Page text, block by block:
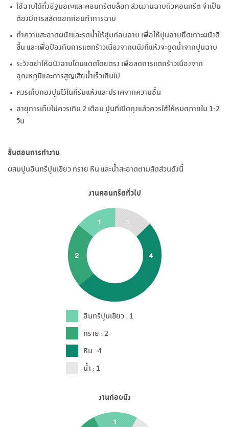
ใช้ฉาบได้ทั้งอิฐมอญและคอนกรีตบล็อก ส่วนงานฉาบผิวคอนกรีต จำเป็น
ต้องมีการสลัดดอกก่อนทำการฉาบ
ทำความสะอาดผนังและรดน้ำให้ชุ่มก่อนฉาบ เพื่อให้ปูนฉาบยึดเกาะผนังดี
ขึ้น และเพื่อป้องกันการแตกร้าวเนื่องจากผนังที่แห้งจะดูดน้ำจากปูนฉาบ
ระวังอย่าให้ผนังฉาบโดนแดดโดยตรง เพื่อลดการแตกร้าวเนื่องจาก
อุณหภูมิและการสูญเสียน้ำเร็วเกินไป
ควรเก็บกองปูนไว้ในที่ร่มแห้งและปราศจากความชื้น
อายุการเก็บไม่ควรเกิน 2 เดือน ปูนที่เปิดถุงแล้วควรใช้ให้หมดภายใน 1-2
วัน
ขั้นตอนการทำงาน
ผสมปูนอินทรีปูนเขียว ทราย หิน และน้ำสะอาดตามสัดส่วนดังนี้
งานคอนกรีตทั่วไป
อินทรีปูนเขียว : 1
ทราย : 2
หิน : 4
น้ำ : 1
งานก่อผนัง